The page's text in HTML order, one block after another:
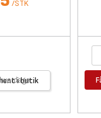
/STK
i butik